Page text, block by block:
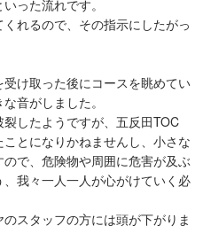
った流れです。
れるので、その指示にしたがっ
け取った後にコースを眺めてい
音がしました。
したようですが、五反田TOC
とになりかねませんし、小さな
で、危険物や周囲に危害が及ぶ
我々一人一人が心がけていく必
スタッフの方には頭が下がりま